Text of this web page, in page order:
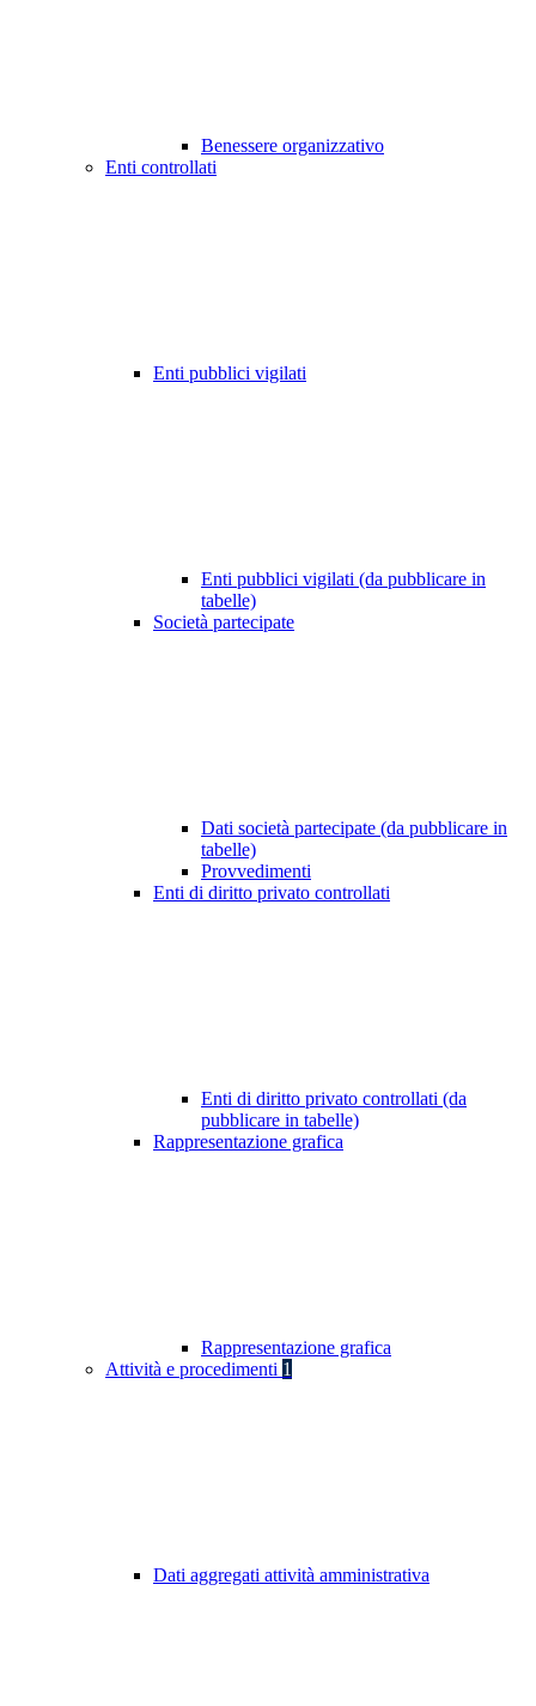
Benessere organizzativo
Enti controllati
Enti pubblici vigilati
Enti pubblici vigilati (da pubblicare in
tabelle)
Società partecipate
Dati società partecipate (da pubblicare in
tabelle)
Provvedimenti
Enti di diritto privato controllati
Enti di diritto privato controllati (da
pubblicare in tabelle)
Rappresentazione grafica
Rappresentazione grafica
Attività e procedimenti 1
Dati aggregati attività amministrativa